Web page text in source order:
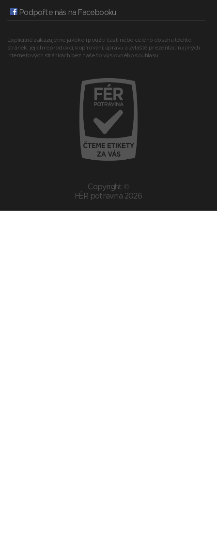
Podpořte nás na Facebooku
Explicitně zakazujeme jakékoli použití části nebo celého obsahu těchto
stránek, jejich reprodukci, kopírování, úpravu a zvláště prezentaci na jiných
internetových stránkách bez našeho výslovného souhlasu.
Copyright ©
FÉR potravina 2026